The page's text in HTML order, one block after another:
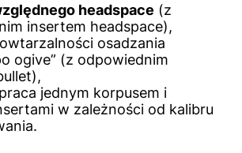
headspace (z
insertem headspace),
osadzania
ogive” (z odpowiednim
jednym korpusem i
w zależności od kalibru